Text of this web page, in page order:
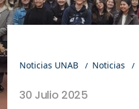
Noticias UNAB Noticias
30 Julio 2025